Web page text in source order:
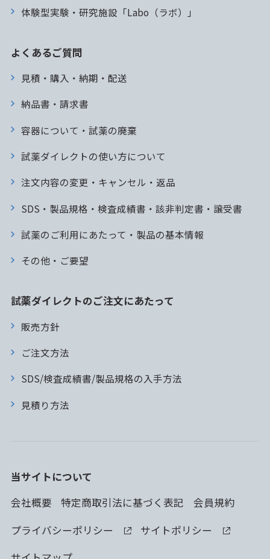
体験型実験・研究施設「Labo（ラボ）」
よくあるご質問
見積・購入・納期・配送
納品書・請求書
容器について・試薬の廃棄
試薬ダイレクトの使い方について
注文内容の変更・キャンセル・返品
SDS・製品規格・検査成績書・該非判定書・譲受書
試薬のご利用にあたって・製品の基本情報
その他・ご要望
試薬ダイレクトのご注文にあたって
販売方針
ご注文方法
SDS/検査成績書/製品規格の入手方法
見積り方法
当サイトについて
会社概要
特定商取引法に基づく表記
会員規約
プライバシーポリシー
サイトポリシー